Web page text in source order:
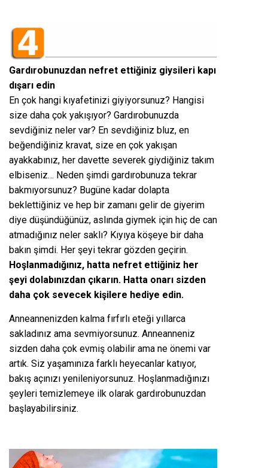
Gardırobunuzdan nefret ettiğiniz giysileri kapı
dışarı edin
En çok hangi kıyafetinizi giyiyorsunuz? Hangisi
size daha çok yakışıyor? Gardırobunuzda
sevdiğiniz neler var? En sevdiğiniz bluz, en
beğendiğiniz kravat, size en çok yakışan
ayakkabınız, her davette severek giydiğiniz takım
elbiseniz… Neden şimdi gardırobunuza tekrar
bakmıyorsunuz? Bugüne kadar dolapta
beklettiğiniz ve hep bir zamanı gelir de giyerim
diye düşündüğünüz, aslında giymek için hiç de can
atmadığınız neler saklı? Kıyıya köşeye bir daha
bakın şimdi. Her şeyi tekrar gözden geçirin.
Hoşlanmadığınız, hatta nefret ettiğiniz her
şeyi dolabınızdan çıkarın. Hatta onarı sizden
daha çok sevecek kişilere hediye edin.
Anneannenizden kalma fırfırlı eteği yıllarca
sakladınız ama sevmiyorsunuz. Anneanneniz
sizden daha çok evmiş olabilir ama ne önemi var
artık. Siz yaşamınıza farklı heyecanlar katıyor,
bakış açınızı yenileniyorsunuz. Hoşlanmadığınızı
şeyleri temizlemeye ilk olarak gardırobunuzdan
başlayabilirsiniz.